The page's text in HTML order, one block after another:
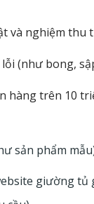
và nghiệm thu
(như bong,
hàng trên 10
sản phẩm
giường tủ